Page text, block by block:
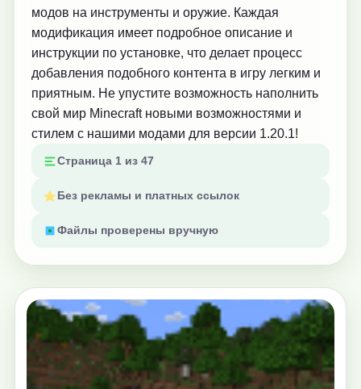
модов на инструменты и оружие. Каждая
модификация имеет подробное описание и
инструкции по установке, что делает процесс
добавления подобного контента в игру легким и
приятным. Не упустите возможность наполнить
свой мир Minecraft новыми возможностями и
стилем с нашими модами для версии 1.20.1!
Страница 1 из 47
Без рекламы и платных ссылок
Файлы проверены вручную